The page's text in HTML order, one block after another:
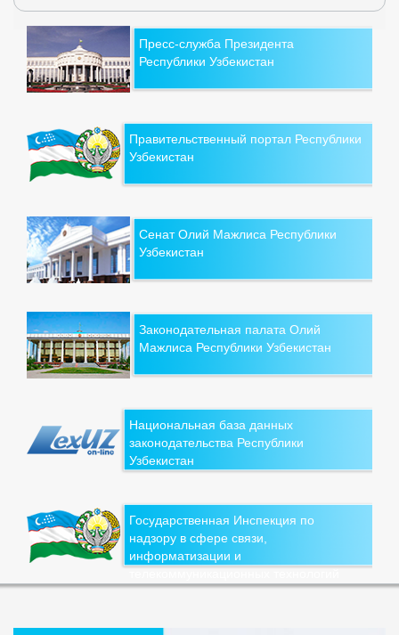
Пресс-служба Президента
Республики Узбекистан
Правительственный портал Республики
Узбекистан
Сенат Олий Мажлиса Республики
Узбекистан
Законодательная палата Олий
Мажлиса Республики Узбекистан
Национальная база данных
законодательства Республики
Узбекистан
Государственная Инспекция по
надзору в сфере связи,
информатизации и